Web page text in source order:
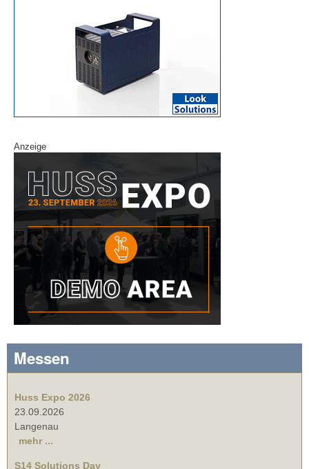
Anzeige
Messen
Huss Expo 2026
23.09.2026
Langenau
mehr ...
S14 Solutions Day